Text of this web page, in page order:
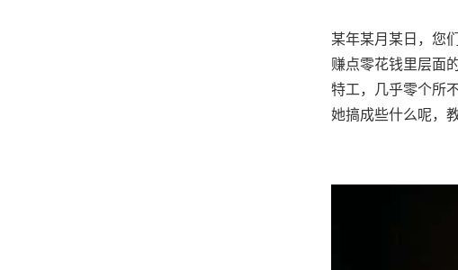
某年某月某日，您
赚点零花钱里层面
特工，几乎零个所
她搞成些什么呢，